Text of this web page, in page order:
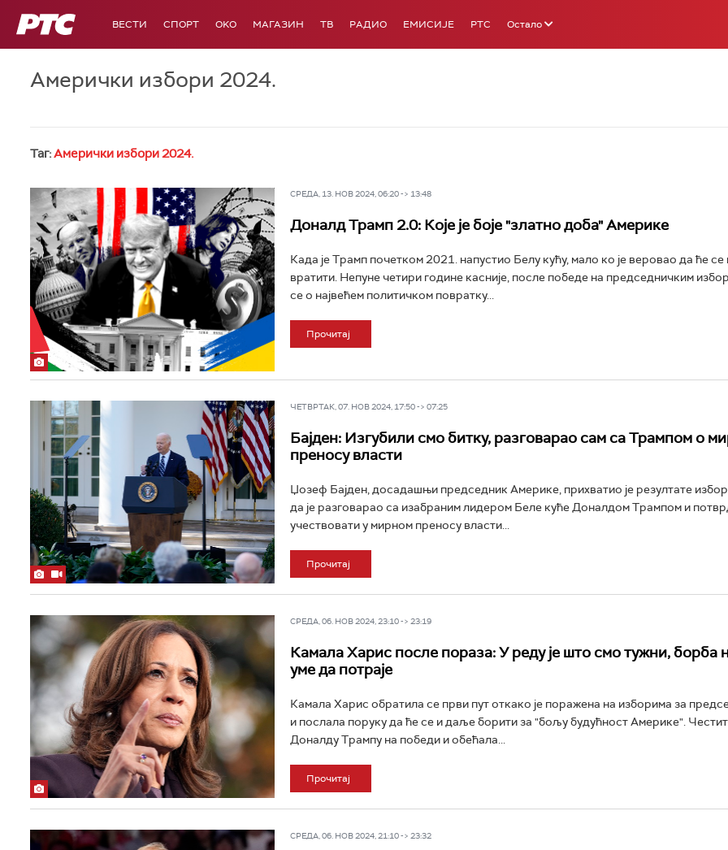
РТС ВЕСТИ СПОРТ OKO МАГАЗИН ТВ РАДИО ЕМИСИЈЕ РТС Остало
Амерички избори 2024.
Таг:Амерички избори 2024.
СРЕДА, 13. НОВ 2024, 06:20 -> 13:48
Доналд Трамп 2.0: Које је боје "златно доба" Америке
Када је Трамп почетком 2021. напустио Белу кућу, мало ко је веровао да ће се
вратити. Непуне четири године касније, после победе на председничким
се о највећем политичком повратку...
Прочитај
ЧЕТВРТАК, 07. НОВ 2024, 17:50 -> 07:25
Бајден: Изгубили смо битку, разговарао сам са Трампом о
преносу власти
Џозеф Бајден, досадашњи председник Америке, прихватио је резултате
да је разговарао са изабраним лидером Беле куће Доналдом Трампом и
учествовати у мирном преносу власти...
Прочитај
СРЕДА, 06. НОВ 2024, 23:10 -> 23:19
Камала Харис после пораза: У реду је што смо тужни, борба
уме да потраје
Камала Харис обратила се први пут откако је поражена на изборима за
и послала поруку да ће се и даље борити за "бољу будућност Америке".
Доналду Трампу на победи и обећала...
Прочитај
СРЕДА, 06. НОВ 2024, 21:10 -> 23:32